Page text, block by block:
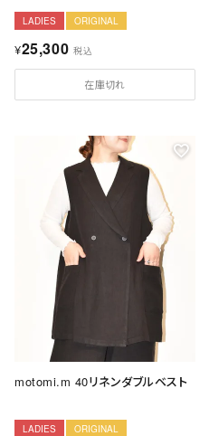
LADIES ORIGINAL
¥25,300 税込
在庫切れ
motomi.m 40リネンダブルベスト
LADIES ORIGINAL